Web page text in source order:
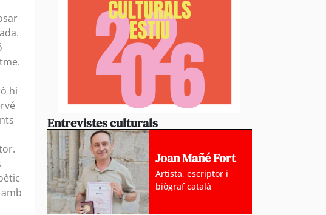
hi
Entrevistes culturals
Joan Mañé Fort
Artista, escriptor i
biògraf català